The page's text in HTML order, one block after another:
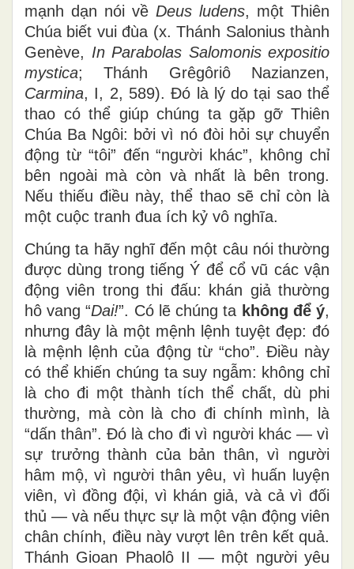
mạnh dạn nói về Deus ludens, một Thiên
Chúa biết vui đùa (x. Thánh Salonius thành
Genève, In Parabolas Salomonis expositio
mystica; Thánh Grêgôriô Nazianzen,
Carmina, I, 2, 589). Đó là lý do tại sao thể
thao có thể giúp chúng ta gặp gỡ Thiên
Chúa Ba Ngôi: bởi vì nó đòi hỏi sự chuyển
động từ “tôi” đến “người khác”, không chỉ
bên ngoài mà còn và nhất là bên trong.
Nếu thiếu điều này, thể thao sẽ chỉ còn là
một cuộc tranh đua ích kỷ vô nghĩa.
Chúng ta hãy nghĩ đến một câu nói thường
được dùng trong tiếng Ý để cổ vũ các vận
động viên trong thi đấu: khán giả thường
hô vang “Dai!”. Có lẽ chúng ta không để ý,
nhưng đây là một mệnh lệnh tuyệt đẹp: đó
là mệnh lệnh của động từ “cho”. Điều này
có thể khiến chúng ta suy ngẫm: không chỉ
là cho đi một thành tích thể chất, dù phi
thường, mà còn là cho đi chính mình, là
“dấn thân”. Đó là cho đi vì người khác — vì
sự trưởng thành của bản thân, vì người
hâm mộ, vì người thân yêu, vì huấn luyện
viên, vì đồng đội, vì khán giả, và cả vì đối
thủ — và nếu thực sự là một vận động viên
chân chính, điều này vượt lên trên kết quả.
Thánh Gioan Phaolô II — một người yêu